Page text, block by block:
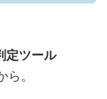
定ツール
ら。